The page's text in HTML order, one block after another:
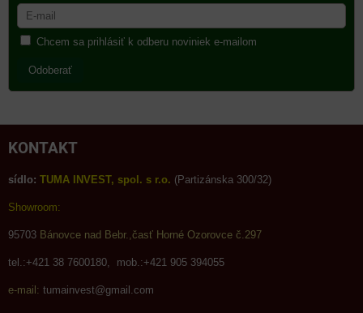
Chcem sa prihlásiť k odberu noviniek e-mailom
Odoberať
KONTAKT
sídlo: TUMA INVEST, spol. s r.o. (Partizánska 300/32)
Showroom:
95703 Bánovce nad Bebr.,časť Horné Ozorovce č.297
tel.:+421 38 7600180, mob.:+421 905 394055
e-mail: tumainvest@gmail.com